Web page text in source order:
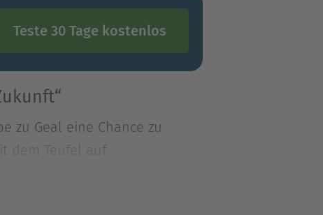
Teste 30 Tage kostenlos
zu Geal eine Chance zu
dem Teufel auf
Teufel auf. Auch Geal